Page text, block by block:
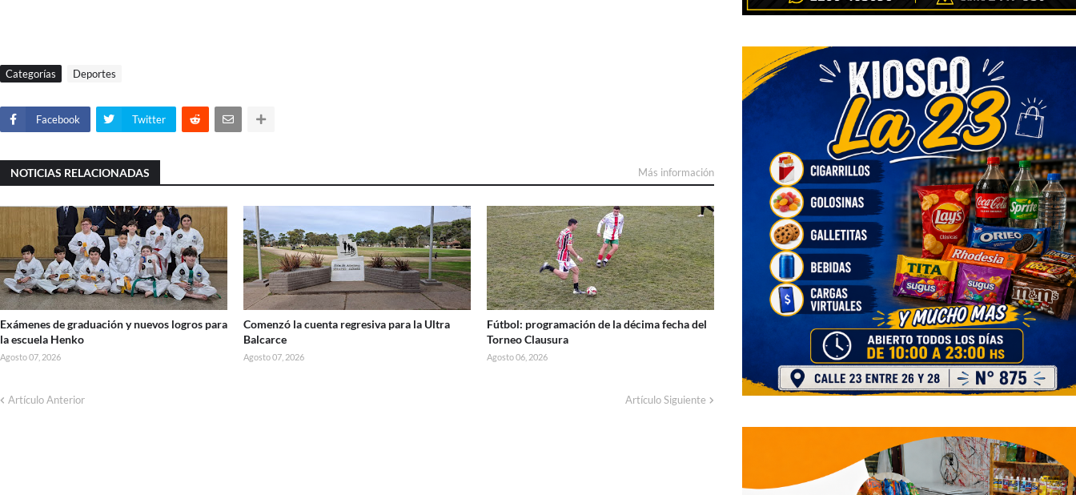
Categorías Deportes
Facebook Twitter
NOTICIAS RELACIONADAS Más información
Exámenes de graduación y nuevos logros para
la escuela Henko
Agosto 07, 2026
Comenzó la cuenta regresiva para la Ultra
Balcarce
Agosto 07, 2026
Fútbol: programación de la décima fecha del
Torneo Clausura
Agosto 06, 2026
Artículo Anterior Artículo Siguiente